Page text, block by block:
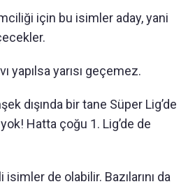
için bu isimler aday, yani
yapılsa yarısı geçemez.
dışında bir tane Süper Lig’de
Hatta çoğu 1. Lig’de de
de olabilir. Bazılarını da